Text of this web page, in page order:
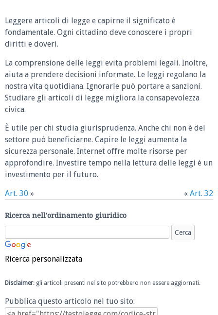
Leggere articoli di legge e capirne il significato è
fondamentale. Ogni cittadino deve conoscere i propri
diritti e doveri.
La comprensione delle leggi evita problemi legali. Inoltre,
aiuta a prendere decisioni informate. Le leggi regolano la
nostra vita quotidiana. Ignorarle può portare a sanzioni.
Studiare gli articoli di legge migliora la consapevolezza
civica.
È utile per chi studia giurisprudenza. Anche chi non è del
settore può beneficiarne. Capire le leggi aumenta la
sicurezza personale. Internet offre molte risorse per
approfondire. Investire tempo nella lettura delle leggi è un
investimento per il futuro.
Art. 30 » « Art. 32
Ricerca nell'ordinamento giuridico
Ricerca personalizzata
Disclaimer: gli articoli presenti nel sito potrebbero non essere aggiornati.
Pubblica questo articolo nel tuo sito: